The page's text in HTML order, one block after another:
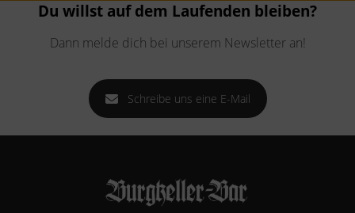
Du willst auf dem Laufenden bleiben?
Dann melde dich bei unserem Newsletter an!
Schreibe uns eine E-Mail